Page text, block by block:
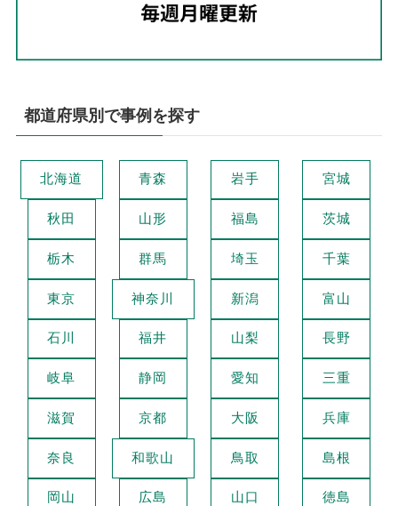
都道府県別で事例を探す
北海道 青森 岩手 宮城
秋田 山形 福島 茨城
栃木 群馬 埼玉 千葉
東京 神奈川 新潟 富山
石川 福井 山梨 長野
岐阜 静岡 愛知 三重
滋賀 京都 大阪 兵庫
奈良 和歌山 鳥取 島根
岡山 広島 山口 徳島